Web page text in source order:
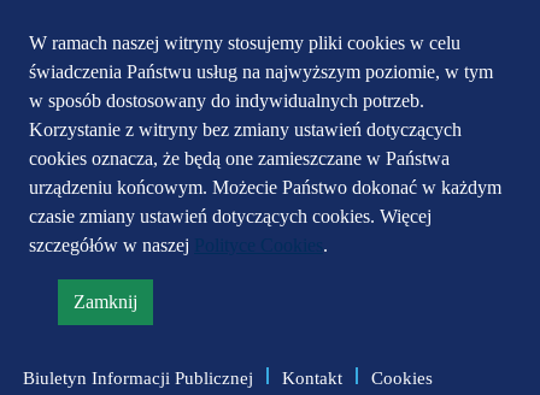
W ramach naszej witryny stosujemy pliki cookies w celu
świadczenia Państwu usług na najwyższym poziomie, w tym
w sposób dostosowany do indywidualnych potrzeb.
Korzystanie z witryny bez zmiany ustawień dotyczących
cookies oznacza, że będą one zamieszczane w Państwa
urządzeniu końcowym. Możecie Państwo dokonać w każdym
czasie zmiany ustawień dotyczących cookies. Więcej
szczegółów w naszej
.
Zamknij
informację
polityce
Przejdź do głównego
menu
Przejdź do treści
Przejdź do mapy
serwisu
Biuletyn Informacji Publicznej Kontakt
Cookies